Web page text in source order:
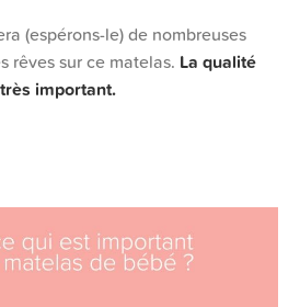
(espérons-le) de nombreuses
rêves sur ce matelas. La qualité
important.